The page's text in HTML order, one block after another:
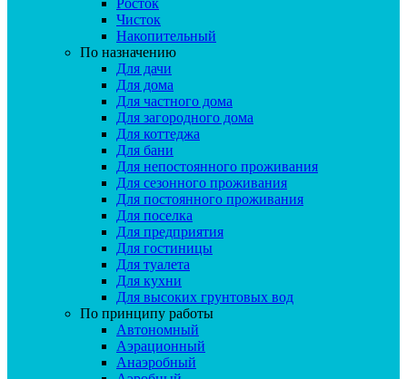
Росток
Чисток
Накопительный
По назначению
Для дачи
Для дома
Для частного дома
Для загородного дома
Для коттеджа
Для бани
Для непостоянного проживания
Для сезонного проживания
Для постоянного проживания
Для поселка
Для предприятия
Для гостиницы
Для туалета
Для кухни
Для высоких грунтовых вод
По принципу работы
Автономный
Аэрационный
Анаэробный